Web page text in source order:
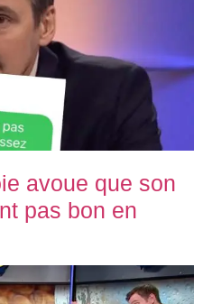
avoue que son
pas bon en